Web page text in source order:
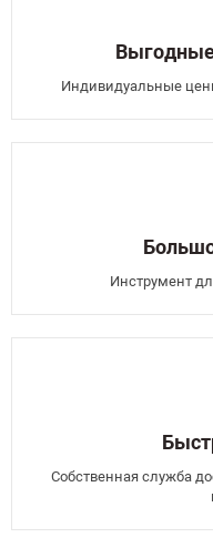
Выгодные
Индивидуальные
Инструмент
Собственная служба